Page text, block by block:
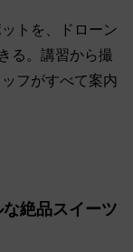
トを、ドローン
る。講習から撮
フがすべて案内
絶品スイーツ